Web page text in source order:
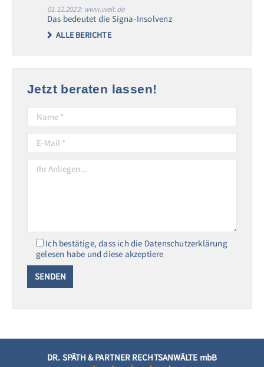
01.12.2023: www.welt.de
Das bedeutet die Signa-Insolvenz
ALLE BERICHTE
Jetzt beraten lassen!
Ich bestätige, dass ich die Datenschutzerklärung
gelesen habe und diese akzeptiere
DR. SPÄTH & PARTNER RECHTSANWÄLTE mbB